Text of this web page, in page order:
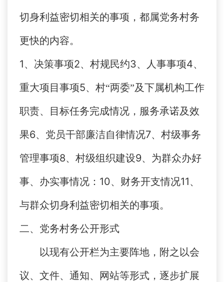
切身利益密切相关的事项，都属党务村务
更快的内容。
1、 决策事项2、村规民约3、人事事项4、
重大项目事项5、村“两委”及下属机构工作
职责、目标任务完成情况，服务承诺及效
果6、党员干部廉洁自律情况7、村级事务
管理事项8、村级组织建设9、为群众办好
事、办实事情况： 10、财务开支情况11、
与群众切身利益密切相关的事项。
二、 党务村务公开形式
以现有公开栏为主要阵地，附之以会
议、文件、通知、网站等形式，逐步扩展